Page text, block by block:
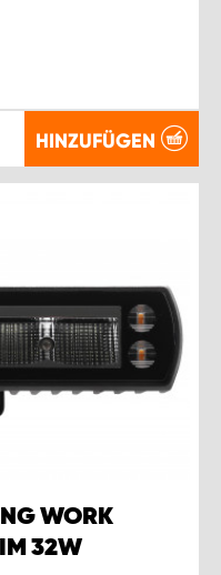
HINZUFÜGEN
WORK
32W